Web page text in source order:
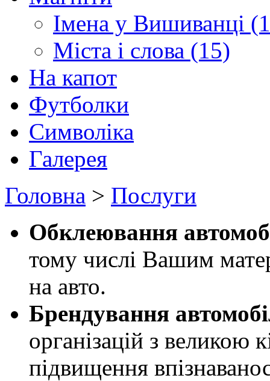
Імена у Вишиванці
Міста і слова (15)
На капот
Футболки
Символіка
Галерея
Головна > Послуги
Обклеювання
тому числі Вашим
на авто.
Брендування
організацій з великою
підвищення